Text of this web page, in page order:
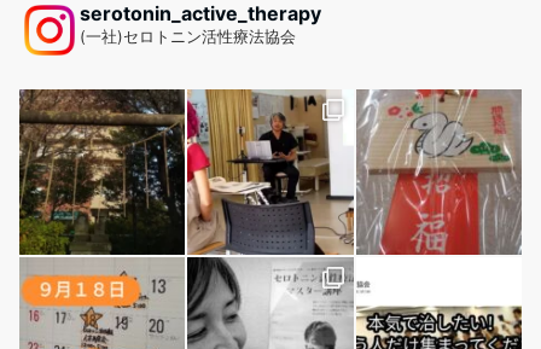
serotonin_active_therapy
(一社)セロトニン活性療法協会